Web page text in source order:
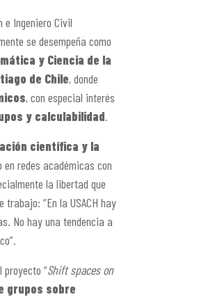
e Ingeniero Civil
se desempeña como
y Ciencia de la
de Chile, donde
, con especial interés
y calculabilidad.
científica y la
redes académicas con
la libertad que
“En la USACH hay
No hay una tendencia a
”.
“Shift spaces on
grupos sobre